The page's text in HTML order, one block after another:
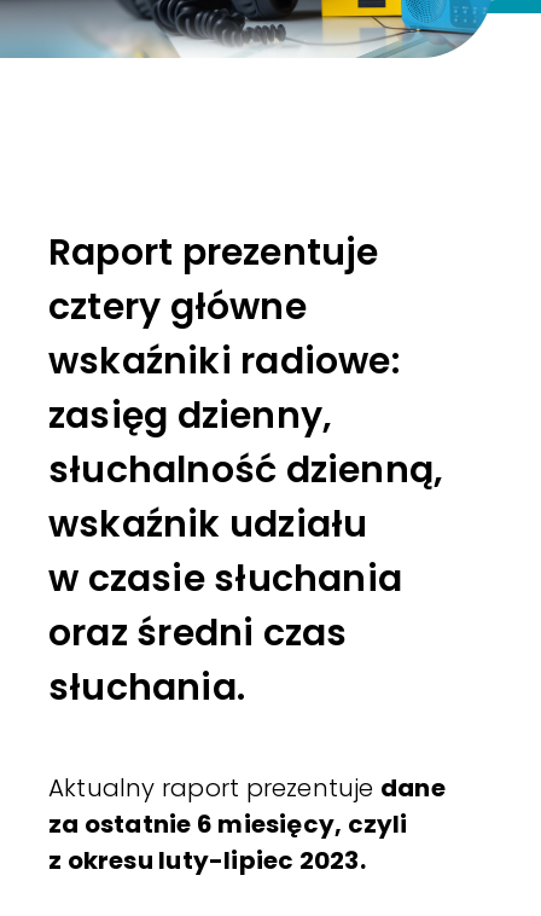
Raport prezentuje
cztery główne
wskaźniki radiowe:
zasięg dzienny,
słuchalność dzienną,
wskaźnik udziału
w czasie słuchania
oraz średni czas
słuchania.
Aktualny raport prezentuje dane
za ostatnie 6 miesięcy, czyli
z okresu luty-lipiec 2023.